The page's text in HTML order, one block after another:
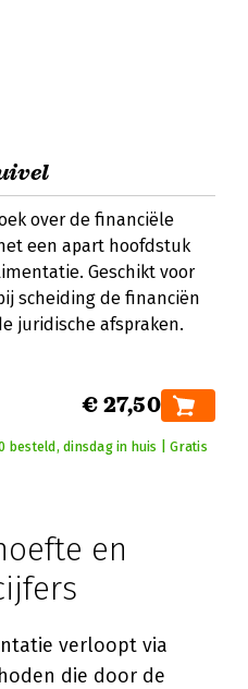
over de financiële
een apart hoofdstuk
Geschikt voor
scheiding de financiën
juridische afspraken.
€ 27,50
besteld, dinsdag in huis | Gratis
en
verloopt via
die door de